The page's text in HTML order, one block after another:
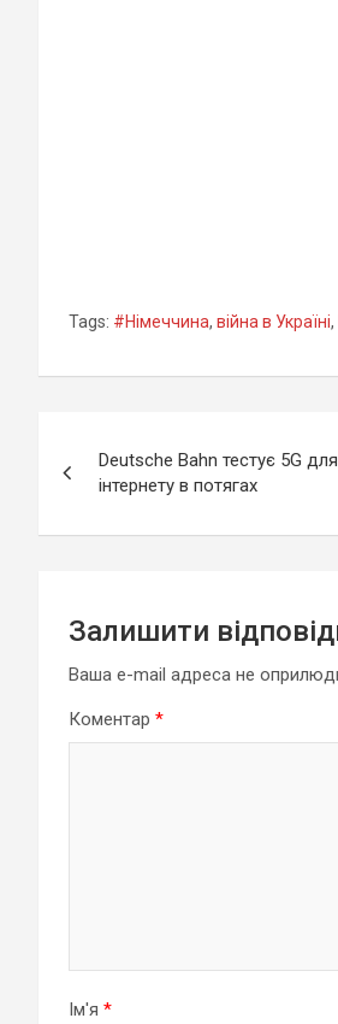
Tags: #Німеччина, війна в Україні,
записів
Deutsche Bahn тестує 5G
інтернету в потягах
Залишити
Ваша e-mail адреса не
Коментар *
Ім'я *